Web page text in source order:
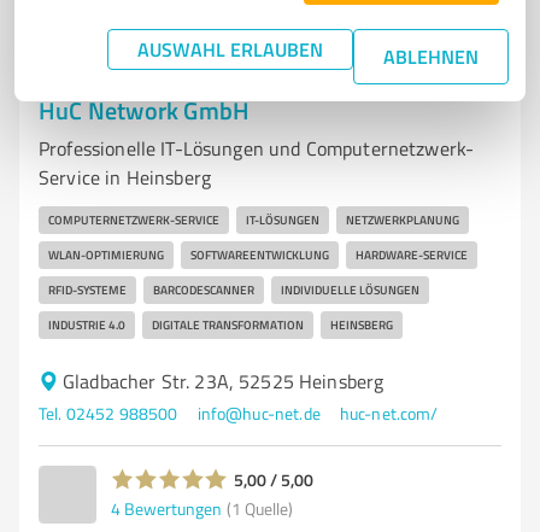
AUSWAHL ERLAUBEN ABLEHNEN
IT-Dienstleistungen
HuC Network GmbH
Professionelle IT-Lösungen und Computernetzwerk-
Service in Heinsberg
COMPUTERNETZWERK-SERVICE IT-LÖSUNGEN NETZWERKPLANUNG
WLAN-OPTIMIERUNG SOFTWAREENTWICKLUNG HARDWARE-SERVICE
RFID-SYSTEME BARCODESCANNER INDIVIDUELLE LÖSUNGEN
INDUSTRIE 4.0 DIGITALE TRANSFORMATION HEINSBERG
Gladbacher Str. 23A, 52525 Heinsberg
Tel. 02452 988500 info@huc-net.de huc-net.com/
5,00 / 5,00
4 Bewertungen (1 Quelle)